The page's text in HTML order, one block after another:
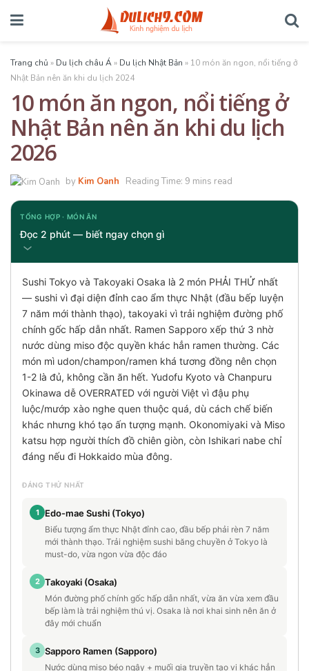
Trang chủ » Du lịch châu Á » Du lịch Nhật Bản » 10 món ăn ngon, nổi tiếng ở
Nhật Bản nên ăn khi du lịch 2024
10 món ăn ngon, nổi tiếng ở
Nhật Bản nên ăn khi du lịch
2026
by Kim Oanh Reading Time: 9 mins read
TỔNG HỢP · MÓN ĂN
Đọc 2 phút — biết ngay chọn gì
Sushi Tokyo và Takoyaki Osaka là 2 món PHẢI THỬ nhất
— sushi vì đại diện đỉnh cao ẩm thực Nhật (đầu bếp luyện
7 năm mới thành thạo), takoyaki vì trải nghiệm đường phố
chính gốc hấp dẫn nhất. Ramen Sapporo xếp thứ 3 nhờ
nước dùng miso độc quyền khác hẳn ramen thường. Các
món mì udon/champon/ramen khá tương đồng nên chọn
1-2 là đủ, không cần ăn hết. Yudofu Kyoto và Chanpuru
Okinawa dễ OVERRATED với người Việt vì đậu phụ
luộc/mướp xào nghe quen thuộc quá, dù cách chế biến
khác nhưng khó tạo ấn tượng mạnh. Okonomiyaki và Miso
katsu hợp người thích đồ chiên giòn, còn Ishikari nabe chỉ
đáng nếu đi Hokkaido mùa đông.
ĐÁNG THỬ NHẤT
1 Edo-mae Sushi (Tokyo)
Biểu tượng ẩm thực Nhật đỉnh cao, đầu bếp phải rèn 7 năm
mới thành thạo. Trải nghiệm sushi băng chuyền ở Tokyo là
must-do, vừa ngon vừa độc đáo
2 Takoyaki (Osaka)
Món đường phố chính gốc hấp dẫn nhất, vừa ăn vừa xem đầu
bếp làm là trải nghiệm thú vị. Osaka là nơi khai sinh nên ăn ở
đây mới chuẩn
3 Sapporo Ramen (Sapporo)
Nước dùng miso béo ngậy + muối gia truyền tạo vị khác hẳn